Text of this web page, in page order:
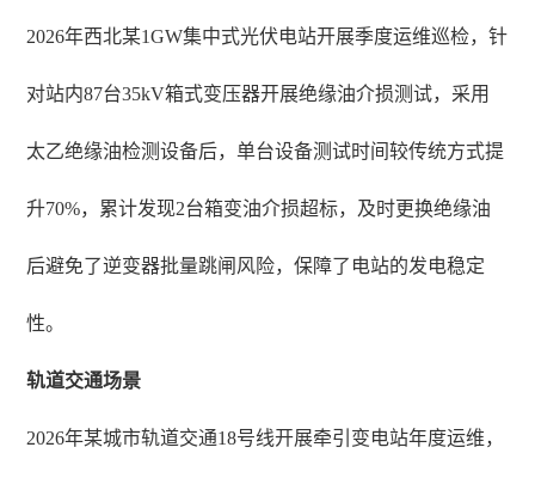
2026年西北某1GW集中式光伏电站开展季度运维巡检，针
对站内87台35kV箱式变压器开展绝缘油介损测试，采用
太乙绝缘油检测设备后，单台设备测试时间较传统方式提
升70%，累计发现2台箱变油介损超标，及时更换绝缘油
后避免了逆变器批量跳闸风险，保障了电站的发电稳定
性。
轨道交通场景
2026年某城市轨道交通18号线开展牵引变电站年度运维，